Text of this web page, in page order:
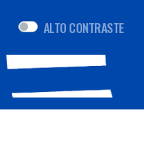
ALTO CONTRASTE